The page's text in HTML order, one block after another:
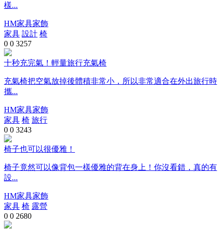
樣...
HM家具家飾
家具 設計 椅
0 0 3257
十秒充完氣！輕量旅行充氣椅
充氣椅把空氣放掉後體積非常小，所以非常適合在外出旅行時
攜...
HM家具家飾
家具 椅 旅行
0 0 3243
椅子也可以很優雅！
椅子竟然可以像背包一樣優雅的背在身上！你沒看錯，真的有
設...
HM家具家飾
家具 椅 露營
0 0 2680